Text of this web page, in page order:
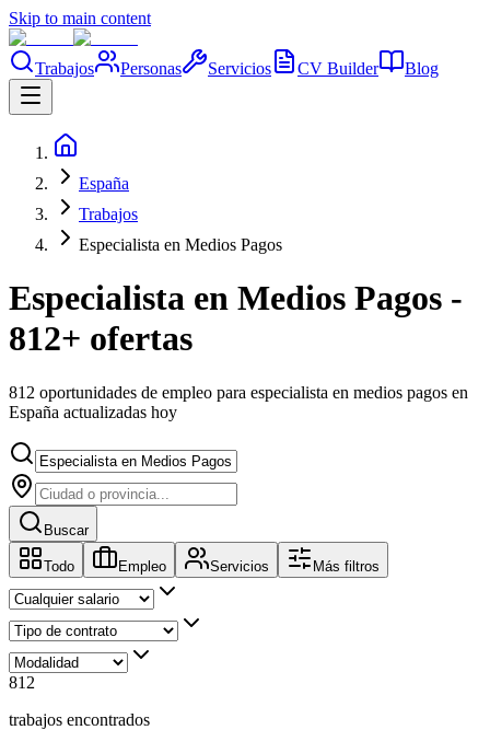
Skip to main content
Trabajos Personas Servicios CV Builder Blog
España
Trabajos
Especialista en Medios Pagos
Especialista en Medios Pagos -
812+ ofertas
812 oportunidades de empleo para especialista en medios pagos en
España actualizadas hoy
Buscar
Todo Empleo Servicios Más filtros
812
trabajos encontrados